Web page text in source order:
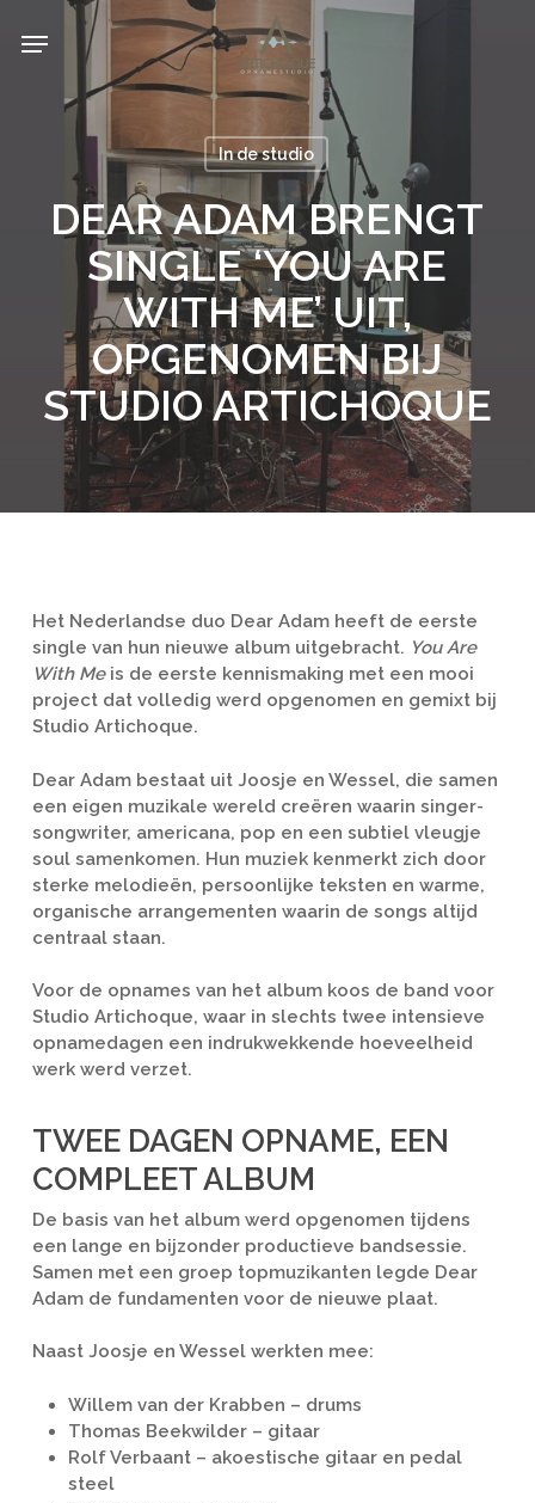
Menu
In de studio
DEAR ADAM BRENGT
SINGLE ‘YOU ARE
WITH ME’ UIT,
OPGENOMEN BIJ
STUDIO ARTICHOQUE
Het Nederlandse duo Dear Adam heeft de eerste
single van hun nieuwe album uitgebracht. You Are
With Meis de eerste kennismaking met een mooi
project dat volledig werd opgenomen en gemixt bij
Studio Artichoque.
Dear Adam bestaat uit Joosje en Wessel, die samen
een eigen muzikale wereld creëren waarin singer-
songwriter, americana, pop en een subtiel vleugje
soul samenkomen. Hun muziek kenmerkt zich door
sterke melodieën, persoonlijke teksten en warme,
organische arrangementen waarin de songs altijd
centraal staan.
Voor de opnames van het album koos de band voor
Studio Artichoque, waar in slechts twee intensieve
opnamedagen een indrukwekkende hoeveelheid
werk werd verzet.
TWEE DAGEN OPNAME, EEN
COMPLEET ALBUM
De basis van het album werd opgenomen tijdens
een lange en bijzonder productieve bandsessie.
Samen met een groep topmuzikanten legde Dear
Adam de fundamenten voor de nieuwe plaat.
Naast Joosje en Wessel werkten mee:
Willem van der Krabben – drums
Thomas Beekwilder – gitaar
Rolf Verbaant – akoestische gitaar en pedal
steel